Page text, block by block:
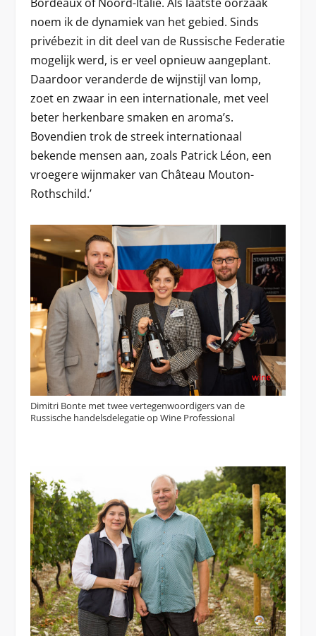
noem ik de dynamiek van het gebied. Sinds
privébezit in dit deel van de Russische Federatie
mogelijk werd, is er veel opnieuw aangeplant.
Daardoor veranderde de wijnstijl van lomp,
zoet en zwaar in een internationale, met veel
beter herkenbare smaken en aroma’s.
Bovendien trok de streek internationaal
bekende mensen aan, zoals Patrick Léon, een
vroegere wijnmaker van Château Mouton-
Rothschild.’
Dimitri Bonte met twee vertegenwoordigers van de
Russische handelsdelegatie op Wine Professional